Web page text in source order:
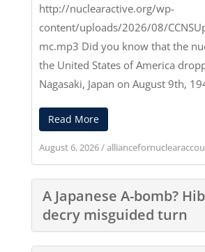
http://nuclearactive.org/wp-
content/uploads/2026/08/
mc.mp3 Did you know that the
the United States of America
Nagasaki, Japan on August 9th,
Read More
August 6, 2026/
A Japanese A-bomb?
decry misguided turn